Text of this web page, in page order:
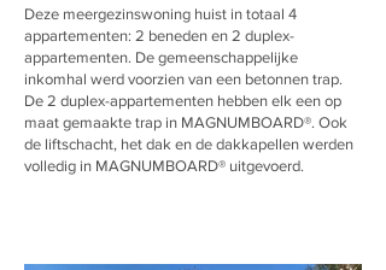
Deze meergezinswoning huist in totaal 4
appartementen: 2 beneden en 2 duplex-
appartementen. De gemeenschappelijke
inkomhal werd voorzien van een betonnen trap.
De 2 duplex-appartementen hebben elk een op
maat gemaakte trap in MAGNUMBOARD®. Ook
de liftschacht, het dak en de dakkapellen werden
volledig in MAGNUMBOARD® uitgevoerd.